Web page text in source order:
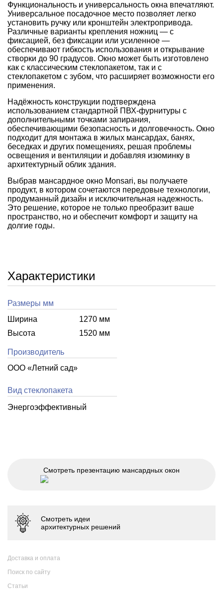
Функциональность и универсальность окна впечатляют.
Универсальное посадочное место позволяет легко
установить ручку или кронштейн электропривода.
Различные варианты крепления ножниц — с
фиксацией, без фиксации или усиленное —
обеспечивают гибкость использования и открывание
створки до 90 градусов. Окно может быть изготовлено
как с классическим стеклопакетом, так и с
стеклопакетом с зубом, что расширяет возможности его
применения.
Надёжность конструкции подтверждена
использованием стандартной ПВХ-фурнитуры с
дополнительными точками запирания,
обеспечивающими безопасность и долговечность. Окно
подходит для монтажа в жилых мансардах, банях,
беседках и других помещениях, решая проблемы
освещения и вентиляции и добавляя изюминку в
архитектурный облик здания.
Выбрав мансардное окно Monsari, вы получаете
продукт, в котором сочетаются передовые технологии,
продуманный дизайн и исключительная надежность.
Это решение, которое не только преобразит ваше
пространство, но и обеспечит комфорт и защиту на
долгие годы.
Характеристики
Размеры мм
Ширина
1270 мм
Высота
1520 мм
Производитель
ООО «Летний cад»
Вид стеклопакета
Энергоэффективный
Смотреть презентацию мансардных окон
Доставка и оплата
Поиск по сайту
Статьи